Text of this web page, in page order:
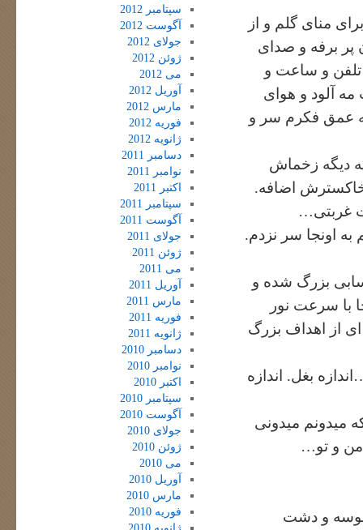
منای گلم و از
پر برفه و صدای
تلفن و ساعت و
آلود و هوای
عمق فکرم سر و
دیگه زخماش
اضافه.
غربتی…
به اونجا سر نزدم.
بزرگ شده و
با سرعت نور
از اهداف بزرگ
بغل. اندازه
میدونم میدونی
و تو…
و دشت
سپتامبر 2012
آگوست 2012
جولای 2012
ژوئن 2012
می 2012
آوریل 2012
مارس 2012
فوریه 2012
ژانویه 2012
دسامبر 2011
نوامبر 2011
اکتبر 2011
سپتامبر 2011
آگوست 2011
جولای 2011
ژوئن 2011
می 2011
آوریل 2011
مارس 2011
فوریه 2011
ژانویه 2011
دسامبر 2010
نوامبر 2010
اکتبر 2010
سپتامبر 2010
آگوست 2010
جولای 2010
ژوئن 2010
می 2010
آوریل 2010
مارس 2010
فوریه 2010